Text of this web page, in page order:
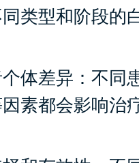
类型和阶段的
差异：不同
素都会影响治